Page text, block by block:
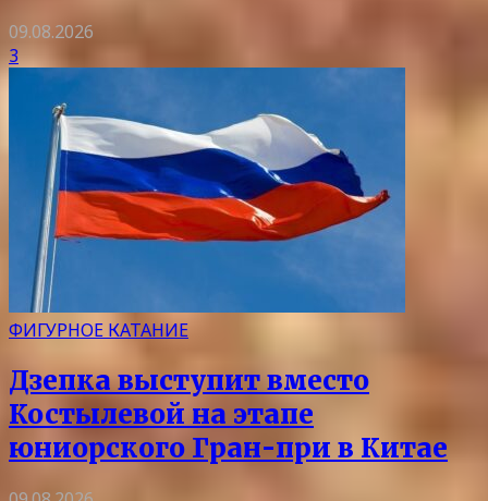
09.08.2026
3
ФИГУРНОЕ КАТАНИЕ
Дзепка выступит вместо
Костылевой на этапе
юниорского Гран-при в Китае